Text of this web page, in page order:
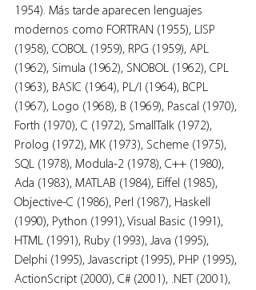
1954). Más tarde aparecen lenguajes
modernos como FORTRAN (1955), LISP
(1958), COBOL (1959), RPG (1959), APL
(1962), Simula (1962), SNOBOL (1962), CPL
(1963), BASIC (1964), PL/I (1964), BCPL
(1967), Logo (1968), B (1969), Pascal (1970),
Forth (1970), C (1972), SmallTalk (1972),
Prolog (1972), MK (1973), Scheme (1975),
SQL (1978), Modula-2 (1978), C++ (1980),
Ada (1983), MATLAB (1984), Eiffel (1985),
Objective-C (1986), Perl (1987), Haskell
(1990), Python (1991), Visual Basic (1991),
HTML (1991), Ruby (1993), Java (1995),
Delphi (1995), Javascript (1995), PHP (1995),
ActionScript (2000), C# (2001), .NET (2001),